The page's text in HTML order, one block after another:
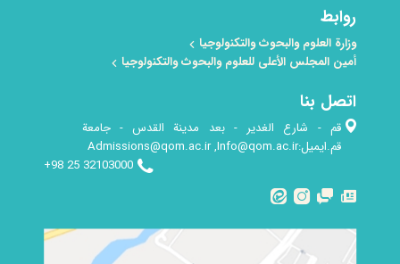
روابط
وزارة العلوم والبحوث والتكنولوجيا
أمين المجلس الأعلى للعلوم والبحوث والتكنولوجيا
اتصل بنا
قم - شارع الغدير - بعد مدينة القدس - جامعة
قم.ایمیل:Admissions@qom.ac.ir ,Info@qom.ac.ir
32103000 25 98+